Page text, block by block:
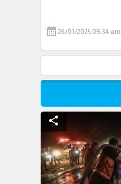
calendar_month26/01/2025 09:34 am
share